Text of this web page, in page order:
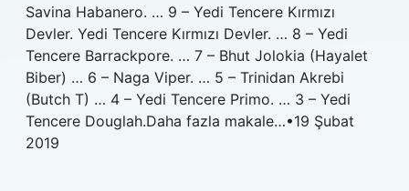
Savina Habanero. … 9 – Yedi Tencere Kırmızı
Devler. Yedi Tencere Kırmızı Devler. … 8 – Yedi
Tencere Barrackpore. … 7 – Bhut Jolokia (Hayalet
Biber) … 6 – Naga Viper. … 5 – Trinidan Akrebi
(Butch T) … 4 – Yedi Tencere Primo. … 3 – Yedi
Tencere Douglah.Daha fazla makale…•19 Şubat
2019